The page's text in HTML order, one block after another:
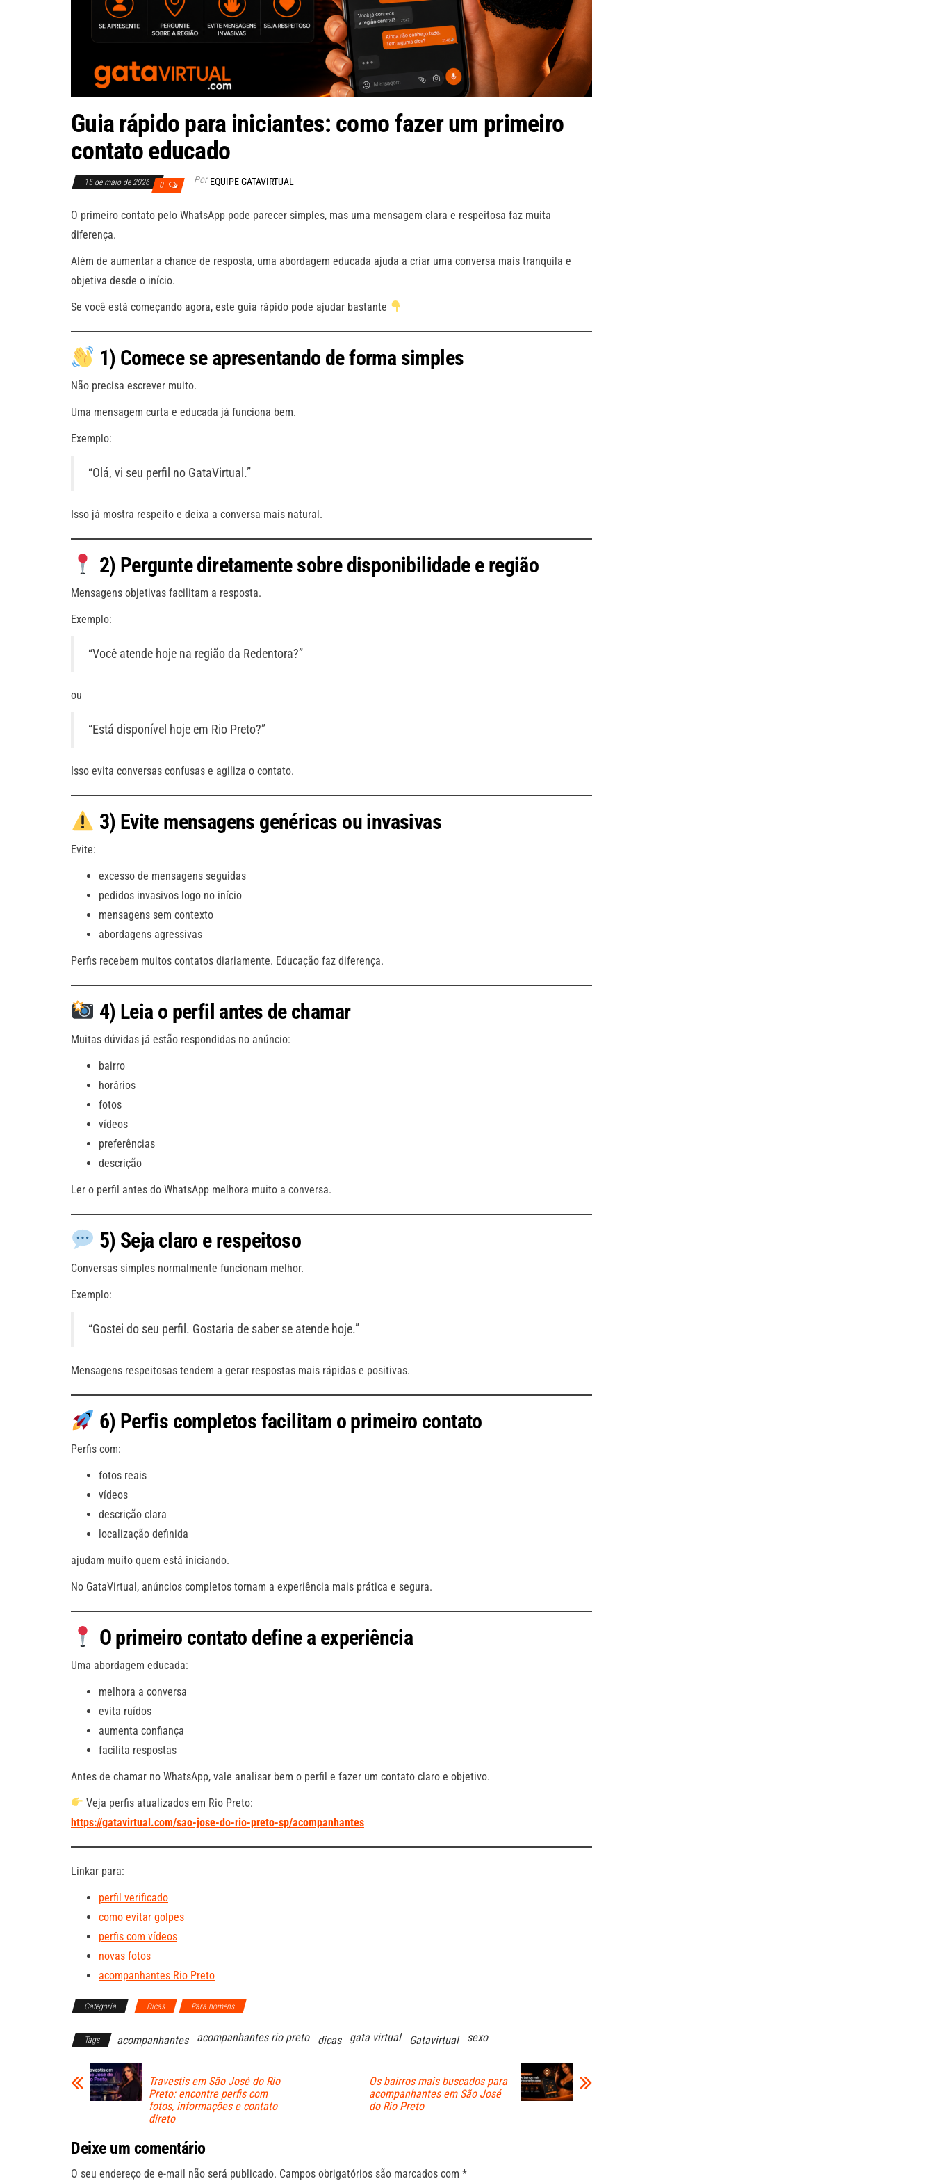
Guia rápido para iniciantes: como fazer um primeiro
contato educado
15 de maio de 2026 0 Por EQUIPE GATAVIRTUAL
O primeiro contato pelo WhatsApp pode parecer simples, mas uma mensagem clara e respeitosa faz muita
diferença.
Além de aumentar a chance de resposta, uma abordagem educada ajuda a criar uma conversa mais tranquila e
objetiva desde o início.
Se você está começando agora, este guia rápido pode ajudar bastante
1) Comece se apresentando de forma simples
Não precisa escrever muito.
Uma mensagem curta e educada já funciona bem.
Exemplo:
“Olá, vi seu perfil no GataVirtual.”
Isso já mostra respeito e deixa a conversa mais natural.
2) Pergunte diretamente sobre disponibilidade e região
Mensagens objetivas facilitam a resposta.
Exemplo:
“Você atende hoje na região da Redentora?”
ou
“Está disponível hoje em Rio Preto?”
Isso evita conversas confusas e agiliza o contato.
3) Evite mensagens genéricas ou invasivas
Evite:
excesso de mensagens seguidas
pedidos invasivos logo no início
mensagens sem contexto
abordagens agressivas
Perfis recebem muitos contatos diariamente. Educação faz diferença.
4) Leia o perfil antes de chamar
Muitas dúvidas já estão respondidas no anúncio:
bairro
horários
fotos
vídeos
preferências
descrição
Ler o perfil antes do WhatsApp melhora muito a conversa.
5) Seja claro e respeitoso
Conversas simples normalmente funcionam melhor.
Exemplo:
“Gostei do seu perfil. Gostaria de saber se atende hoje.”
Mensagens respeitosas tendem a gerar respostas mais rápidas e positivas.
6) Perfis completos facilitam o primeiro contato
Perfis com:
fotos reais
vídeos
descrição clara
localização definida
ajudam muito quem está iniciando.
No GataVirtual, anúncios completos tornam a experiência mais prática e segura.
O primeiro contato define a experiência
Uma abordagem educada:
melhora a conversa
evita ruídos
aumenta confiança
facilita respostas
Antes de chamar no WhatsApp, vale analisar bem o perfil e fazer um contato claro e objetivo.
Veja perfis atualizados em Rio Preto:
https://gatavirtual.com/sao-jose-do-rio-preto-sp/acompanhantes
Linkar para:
perfil verificado
como evitar golpes
perfis com vídeos
novas fotos
acompanhantes Rio Preto
Categoria Dicas Para homens
Tags acompanhantes acompanhantes rio preto dicas gata virtual Gatavirtual sexo
Travestis em São José do Rio
Preto: encontre perfis com
fotos, informações e contato
direto
Os bairros mais buscados para
acompanhantes em São José
do Rio Preto
Deixe um comentário
O seu endereço de e-mail não será publicado. Campos obrigatórios são marcados com *